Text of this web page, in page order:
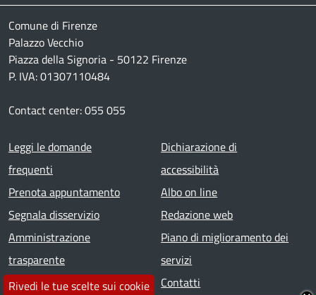
Rivedi le tue scelte sui cookie
Comune di Firenze
Palazzo Vecchio
Piazza della Signoria - 50122 Firenze
P. IVA: 01307110484
Contact center: 055 055
Footer menu
Leggi le domande
frequenti
Prenota appuntamento
Segnala disservizio
Amministrazione
trasparente
Note legali
Dichiarazione di
accessibilità
Albo on line
Redazione web
Piano di miglioramento dei
servizi
Contatti